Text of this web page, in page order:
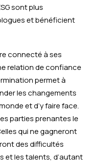
sont plus
et bénéficient
connecté à ses
relation de confiance
permet à
les changements
et d’y faire face.
parties prenantes le
qui ne gagneront
des difficultés
et les talents, d’autant